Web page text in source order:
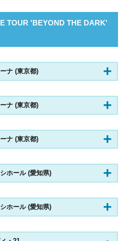
TOUR 'BEYOND THE DARK'
ナ (東京都)
ナ (東京都)
ナ (東京都)
ホール (愛知県)
ホール (愛知県)